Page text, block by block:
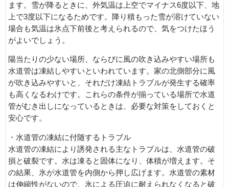
ます。雪が降るときに、外気温は上空でマイナス6度以下、地
上で3度以下になるためです。降り積もった雪が溶けていない
場合も気温は氷点下前後と考えられるので、気をつけたほう
がよいでしょう。
陽当たりの少ない場所、ならびに風の吹き込みやすい場所も
水道管は凍結しやすいといわれています。家の北側部分に風
が吹き込みやすいと、それだけ凍結トラブルが発生する確率
も高くなるわけです。これらの条件が揃っている場所で水道
管がむき出しになっているときは、必要な対策をしておくと
安心です。
・水道管の凍結に付随するトラブル
水道管の凍結により誘発される主なトラブルは、水道管の破
損と破裂です。水は凍ると固体になり、体積が増えます。そ
の結果、氷が水道管を内側から押し広げます。水道管の素材
は伸縮性がないので、氷による圧迫に耐えられなくなると破